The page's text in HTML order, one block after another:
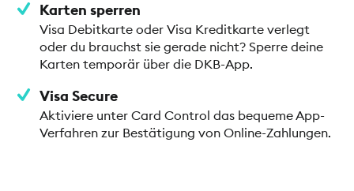
Karten sperren
Visa Debitkarte oder Visa Kreditkarte verlegt
oder du brauchst sie gerade nicht? Sperre deine
Karten temporär über die DKB-App.
Visa Secure
Aktiviere unter Card Control das bequeme App-
Verfahren zur Bestätigung von Online-Zahlungen.